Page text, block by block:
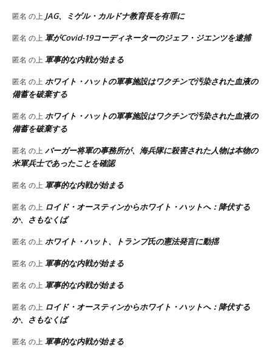
匿名 の上 JAG、ミゲル・カルドナ教育長を有罪に
匿名 の上 軍がCovid-19コーディネーターのジェフ・ジエンツを逮捕
匿名 の上 軍事的な内戦が始まる
匿名 の上 ホワイト・ハットの軍事施設はワクチンで汚染された血液の
備蓄を破棄する
匿名 の上 ホワイト・ハットの軍事施設はワクチンで汚染された血液の
備蓄を破棄する
匿名 の上 バーガー将軍の事務所が、海兵隊に殺害された人物は本物の
米軍兵士であったことを確認
匿名 の上 軍事的な内戦が始まる
匿名 の上 ロイド・オースティンからホワイト・ハットへ：降伏する
か、さもなくば
匿名 の上 ホワイト・ハット、トランプ氏の憲法発言に動揺
匿名 の上 軍事的な内戦が始まる
匿名 の上 軍事的な内戦が始まる
匿名 の上 ロイド・オースティンからホワイト・ハットへ：降伏する
か、さもなくば
匿名 の上 軍事的な内戦が始まる